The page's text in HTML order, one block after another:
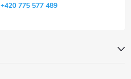
+420 775 577 489